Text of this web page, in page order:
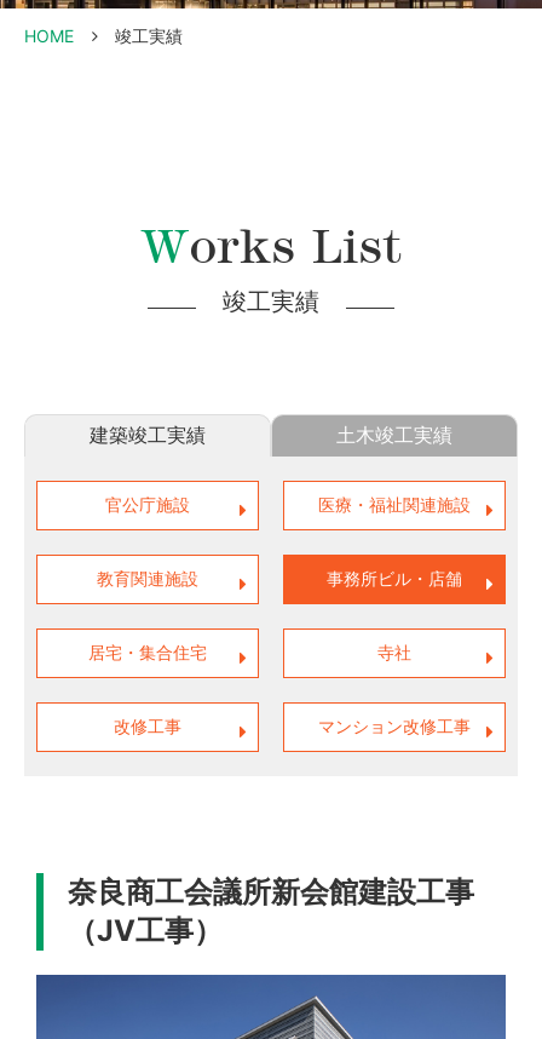
HOME 竣工実績
Works List
竣工実績
建築竣工実績 土木竣工実績
官公庁施設 医療・福祉関連施設
教育関連施設 事務所ビル・店舗
居宅・集合住宅 寺社
改修工事 マンション改修工事
奈良商工会議所新会館建設工事
（JV工事）